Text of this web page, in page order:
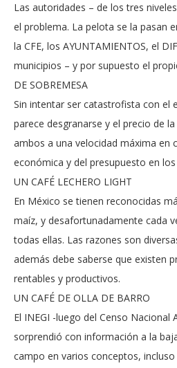
Las autoridades – de los tres
el problema. La pelota se la pasan
la CFE, los AYUNTAMIENTOS, el
municipios – y por supuesto el
DE SOBREMESA
Sin intentar ser catastrofista con el
parece desgranarse y el precio de
ambos a una velocidad máxima en
económica y del presupuesto en
UN CAFÉ LECHERO LIGHT
En México se tienen reconocidas
maíz, y desafortunadamente cada
todas ellas. Las razones son
además debe saberse que existen
rentables y productivos.
UN CAFÉ DE OLLA DE BARRO
El INEGI -luego del Censo Nacional
sorprendió con información a la
campo en varios conceptos,